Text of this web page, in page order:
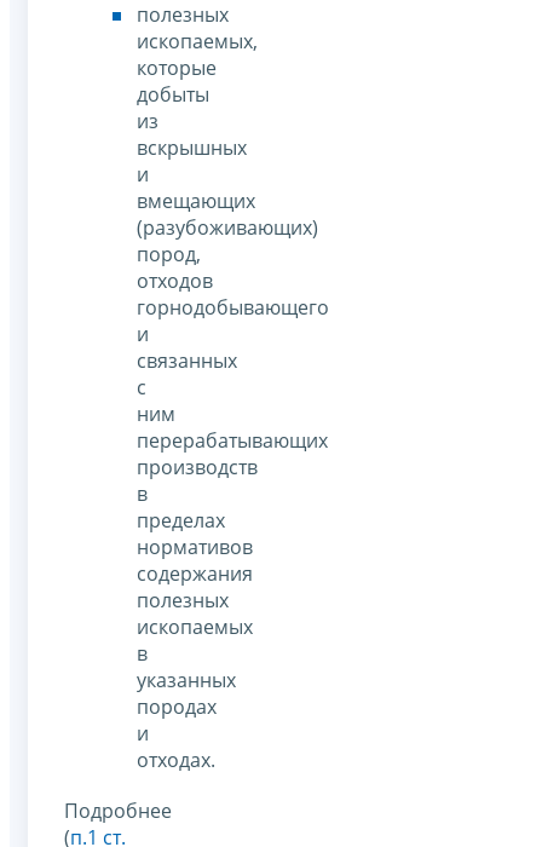
полезных
ископаемых,
которые
добыты
из
вскрышных
и
вмещающих
(разубоживающих)
пород,
отходов
горнодобывающего
и
связанных
с
ним
перерабатывающих
производств
в
пределах
нормативов
содержания
полезных
ископаемых
в
указанных
породах
и
отходах.
Подробнее
(п.1 ст.